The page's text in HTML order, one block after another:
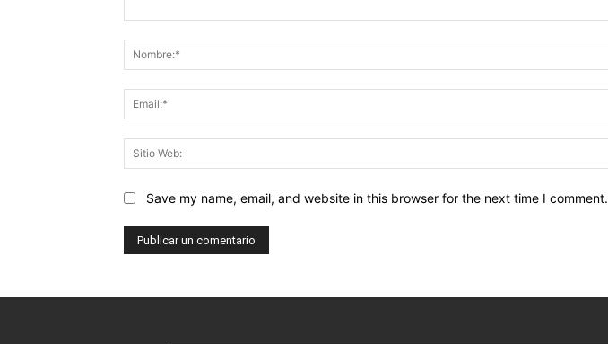
Save my name, email, and website in this browser for the next time I comment.